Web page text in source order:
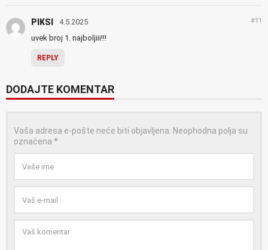
PIKSI 4.5.2025 #11
uvek broj 1. najboljiii!!!
REPLY
DODAJTE KOMENTAR
Vaša adresa e-pošte neće biti objavljena. Neophodna polja su
označena *